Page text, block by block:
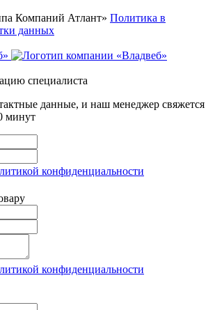
Компаний Атлант» Политика в
данных
специалиста
данные, и наш менеджер свяжется
минут
конфиденциальности
конфиденциальности